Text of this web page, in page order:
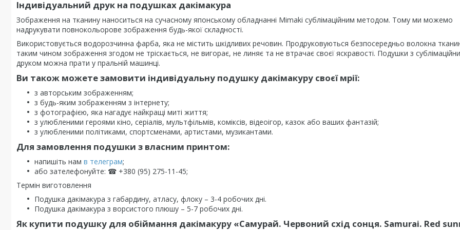
Індивідуальний друк на подушках дакімакура
Зображення на тканину наноситься на сучасному японському обладнанні Mimaki сублімаційним методом. Тому ми можемо
надрукувати повнокольорове зображення будь-якої складності.
Використовується водорозчинна фарба, яка не містить шкідливих речовин. Продруковуються безпосередньо волокна
таким чином зображення згодом не тріскається, не вигорає, не линяє та не втрачає своєї яскравості. Подушки з
друком можна прати у пральній машинці.
Ви також можете замовити індивідуальну подушку дакімакуру своєї мрії:
з авторським зображенням;
з будь-яким зображенням з інтернету;
з фотографією, яка нагадує найкращі миті життя;
з улюбленими героями кіно, серіалів, мультфільмів, коміксів, відеоігор, казок або ваших фантазій;
з улюбленими політиками, спортсменами, артистами, музикантами.
Для замовлення подушки з власним принтом:
напишіть нам в телеграм;
або зателефонуйте: ☎ +380 (95) 275-11-45;
Термін виготовлення
Подушка дакімакура з габардину, атласу, флоку – 3-4 робочих дні.
Подушка дакімакура з ворсистого плюшу – 5-7 робочих дні.
Як купити подушку для обіймання дакімакуру «Самурай. Червоний схід сонця. Samurai. Red